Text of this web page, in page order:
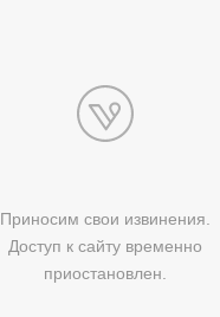
Приносим свои извинения.
Доступ к сайту временно
приостановлен.